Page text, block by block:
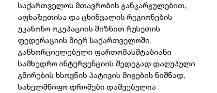
საქართველოს მთავრობის განკარგულებით,
აფხაზეთისა და ცხინვალის რეგიონების
უკანონო ოკუპაციის მიზნით რუსეთის
ფედერაციის მიერ საქართველოში
განხორციელებული ფართომასშტაბიანი
სამხედრო ინტერვენციის შედეგად დაღუპული
გმირების ხსოვნის პატივის მიგების ნიშნად,
სახელმწიფო დროშები დაშვებულია